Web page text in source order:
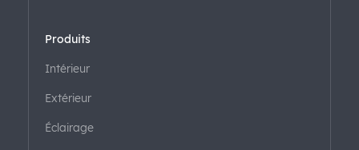
Produits
Intérieur
Extérieur
Éclairage